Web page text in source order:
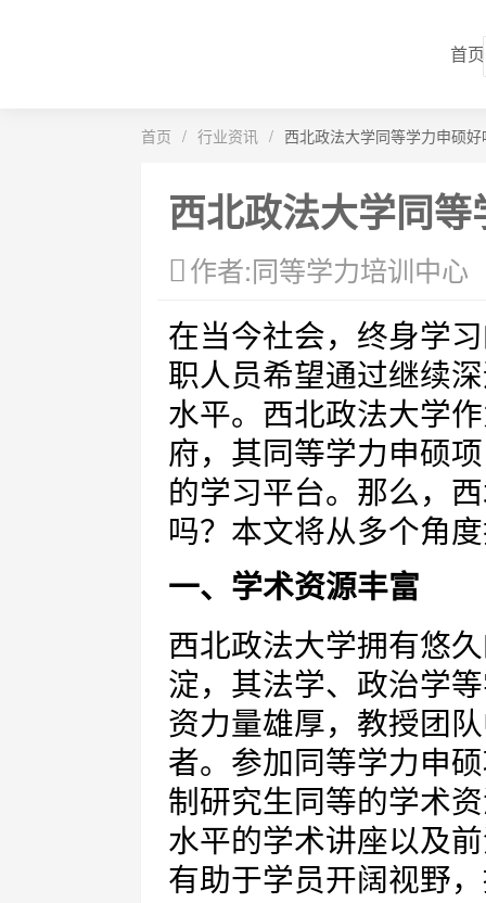
首页
首页 / 行业资讯 / 西北政法大学同等学力申硕好
西北政法大学同
作者:同等学力培训中心
在当今社会，终身学
职人员希望通过继续
水平。西北政法大学
府，其同等学力申硕
的学习平台。那么，
吗？本文将从多个角
一、学术资源丰富
西北政法大学拥有悠
淀，其法学、政治学
资力量雄厚，教授团
者。参加同等学力申
制研究生同等的学术
水平的学术讲座以及
有助于学员开阔视野